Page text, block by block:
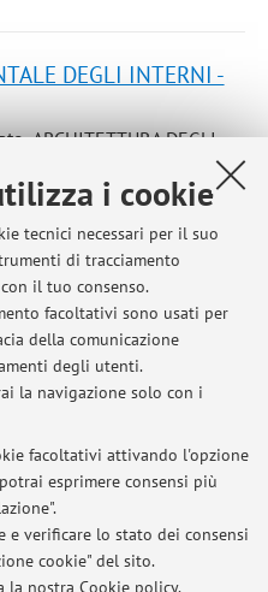
i cookie
tecnici necessari per il suo
di tracciamento
il tuo consenso.
facoltativi sono usati per
della comunicazione
degli utenti.
la navigazione solo con i
facoltativi attivando l'opzione
esprimere consensi più
e verificare lo stato dei consensi
cookie" del sito.
la nostra Cookie policy.
DEGLI INTERNI -
ARCHITETTURA DEGLI
Unico in Architettura
2026 al 9
presenti avvisi.